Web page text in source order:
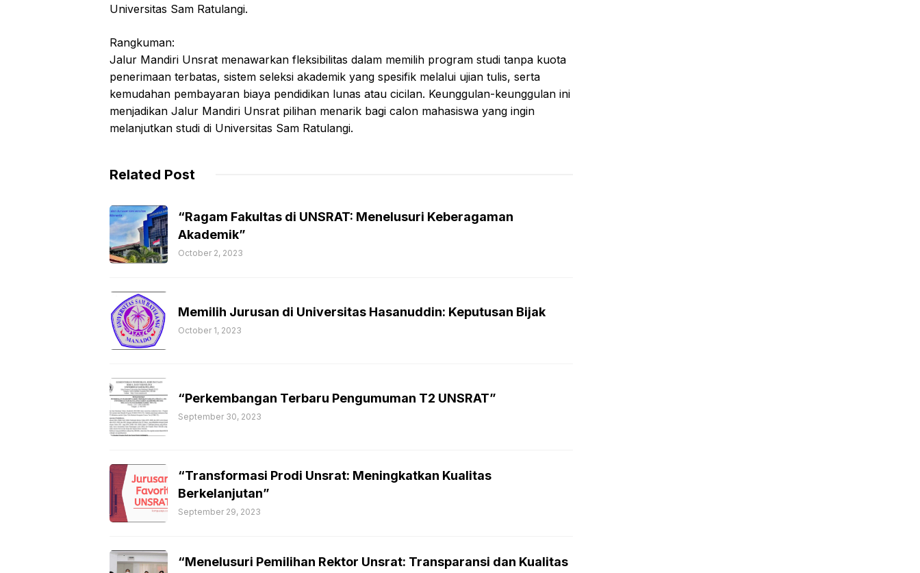
Universitas Sam Ratulangi.
Rangkuman:
Jalur Mandiri Unsrat menawarkan fleksibilitas dalam memilih program studi tanpa kuota
penerimaan terbatas, sistem seleksi akademik yang spesifik melalui ujian tulis, serta
kemudahan pembayaran biaya pendidikan lunas atau cicilan. Keunggulan-keunggulan ini
menjadikan Jalur Mandiri Unsrat pilihan menarik bagi calon mahasiswa yang ingin
melanjutkan studi di Universitas Sam Ratulangi.
Related Post
“Ragam Fakultas di UNSRAT: Menelusuri Keberagaman
Akademik”
October 2, 2023
Memilih Jurusan di Universitas Hasanuddin: Keputusan Bijak
October 1, 2023
“Perkembangan Terbaru Pengumuman T2 UNSRAT”
September 30, 2023
“Transformasi Prodi Unsrat: Meningkatkan Kualitas
Berkelanjutan”
September 29, 2023
“Menelusuri Pemilihan Rektor Unsrat: Transparansi dan Kualitas